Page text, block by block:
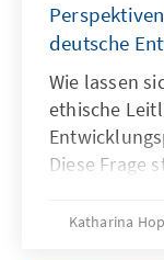
deutsche
Wie lassen
ethische
Diese Frage
Konrad-
Katharina